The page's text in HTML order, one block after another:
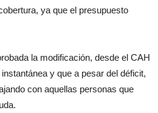
ya que el presupuesto
la modificación, desde el CAH
y que a pesar del déficit,
con aquellas personas que